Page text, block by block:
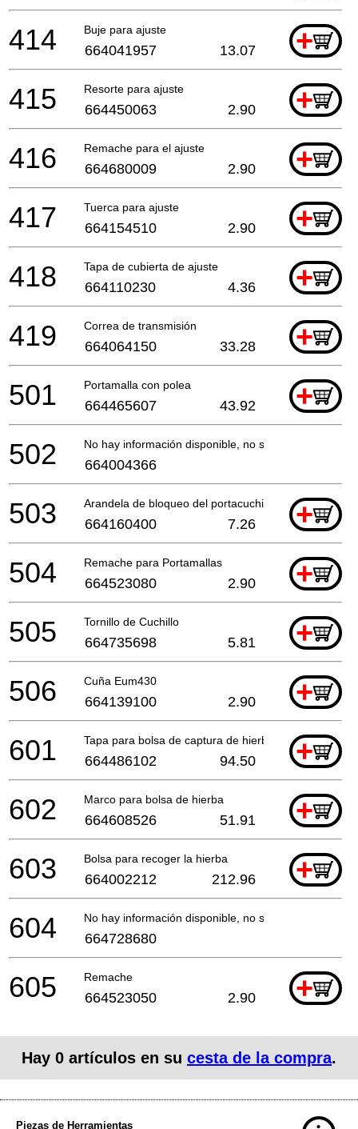
Buje para ajuste +
414 664041957 13.07
Resorte para ajuste +
415 664450063 2.90
Remache para el ajuste +
416 664680009 2.90
Tuerca para ajuste +
417 664154510 2.90
Tapa de cubierta de ajuste +
418 664110230 4.36
Correa de transmisión +
419 664064150 33.28
Portamalla con polea +
501 664465607 43.92
No hay información disponible, no se puede pedir
502 664004366
Arandela de bloqueo del portacuchillas +
503 664160400 7.26
Remache para Portamallas +
504 664523080 2.90
Tornillo de Cuchillo +
505 664735698 5.81
Cuña Eum430 +
506 664139100 2.90
Tapa para bolsa de captura de hierba +
601 664486102 94.50
Marco para bolsa de hierba +
602 664608526 51.91
Bolsa para recoger la hierba +
603 664002212 212.96
No hay información disponible, no se puede pedir
604 664728680
Remache +
605 664523050 2.90
Hay 0 artículos en su cesta de la compra.
Piezas de Herramientas